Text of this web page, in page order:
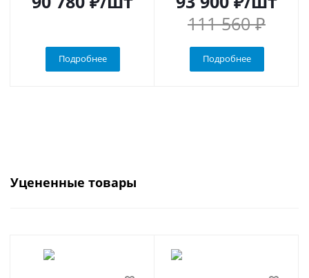
Подробнее
111 560 ₽
Подробнее
Уцененные товары